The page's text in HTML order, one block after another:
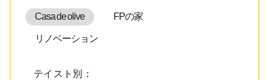
Casa de olive FPの家
リノベーション
テイスト別：